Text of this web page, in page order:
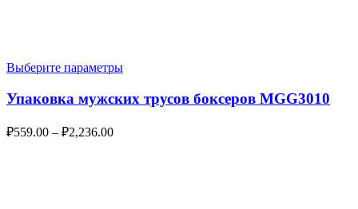
Выберите параметры
Упаковка мужских трусов боксеров MGG3010
₽559.00 – ₽2,236.00